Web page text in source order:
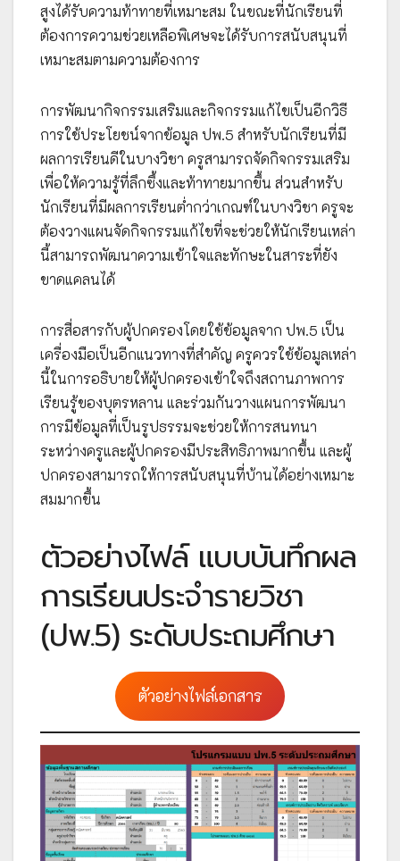
สูงได้รับความท้าทายที่เหมาะสม ในขณะที่นักเรียนที่
ต้องการความช่วยเหลือพิเศษจะได้รับการสนับสนุนที่
เหมาะสมตามความต้องการ
การพัฒนากิจกรรมเสริมและกิจกรรมแก้ไขเป็นอีกวิธี
การใช้ประโยชน์จากข้อมูล ปพ.5 สำหรับนักเรียนที่มี
ผลการเรียนดีในบางวิชา ครูสามารถจัดกิจกรรมเสริม
เพื่อให้ความรู้ที่ลึกซึ้งและท้าทายมากขึ้น ส่วนสำหรับ
นักเรียนที่มีผลการเรียนต่ำกว่าเกณฑ์ในบางวิชา ครูจะ
ต้องวางแผนจัดกิจกรรมแก้ไขที่จะช่วยให้นักเรียนเหล่า
นี้สามารถพัฒนาความเข้าใจและทักษะในสาระที่ยัง
ขาดแคลนได้
การสื่อสารกับผู้ปกครองโดยใช้ข้อมูลจาก ปพ.5 เป็น
เครื่องมือเป็นอีกแนวทางที่สำคัญ ครูควรใช้ข้อมูลเหล่า
นี้ในการอธิบายให้ผู้ปกครองเข้าใจถึงสถานภาพการ
เรียนรู้ของบุตรหลาน และร่วมกันวางแผนการพัฒนา
การมีข้อมูลที่เป็นรูปธรรมจะช่วยให้การสนทนา
ระหว่างครูและผู้ปกครองมีประสิทธิภาพมากขึ้น และผู้
ปกครองสามารถให้การสนับสนุนที่บ้านได้อย่างเหมาะ
สมมากขึ้น
ตัวอย่างไฟล์ แบบบันทึกผล
การเรียนประจำรายวิชา
(ปพ.5) ระดับประถมศึกษา
ตัวอย่างไฟล์เอกสาร